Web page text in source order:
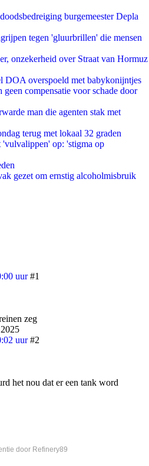
burgemeester Depla
tegen 'gluurbrillen' die mensen
onzekerheid over Straat van Hormuz
DOA overspoeld met babykonijntjes
compensatie voor schade door
man die agenten stak met
terug met lokaal 32 graden
op: 'stigma op
gezet om ernstig alcoholmisbruik
uur #1
zeg
uur #2
het nou dat er een tank word
door Refinery89